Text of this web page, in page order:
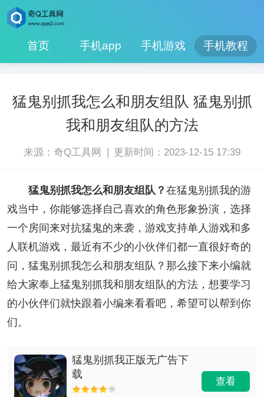
首页 手机app 手机游戏 手机教程
猛鬼别抓我怎么和朋友组队 猛鬼别抓
我和朋友组队的方法
来源：奇Q工具网 | 更新时间：2023-12-15 17:39
猛鬼别抓我怎么和朋友组队？ 在猛鬼别抓我的游
戏当中，你能够选择自己喜欢的角色形象扮演，选择
一个房间来对抗猛鬼的来袭，游戏支持单人游戏和多
人联机游戏，最近有不少的小伙伴们都一直很好奇的
问，猛鬼别抓我怎么和朋友组队？那么接下来小编就
给大家奉上猛鬼别抓我和朋友组队的方法，想要学习
的小伙伴们就快跟着小编来看看吧，希望可以帮到你
们。
猛鬼别抓我正版无广告下
载
查看